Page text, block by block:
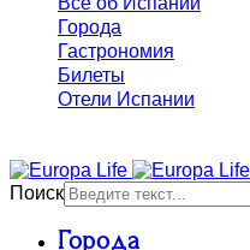
Города
Гастрономия
Билеты
Отели Испании
Поиск
Города